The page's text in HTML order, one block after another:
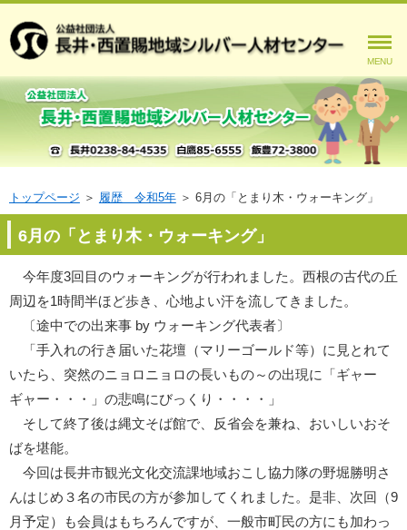
MENU
トップページ ＞ 履歴 令和5年＞ 6月の「とまり木・ウォーキング」
6月の「とまり木・ウォーキング」
今年度3回目のウォーキングが行われました。西根の古代の丘
周辺を1時間半ほど歩き、心地よい汗を流してきました。
〔途中での出来事 by ウォーキング代表者〕
「手入れの行き届いた花壇（マリーゴールド等）に見とれて
いたら、突然のニョロニョロの長いもの～の出現に「ギャー
ギャー・・・」の悲鳴にびっくり・・・・」
そして終了後は縄文そば館で、反省会を兼ね、おいしいおそ
ばを堪能。
今回は長井市観光文化交流課地域おこし協力隊の野堀勝明さ
んはじめ３名の市民の方が参加してくれました。是非、次回（9
月予定）も会員はもちろんですが、一般市町民の方にも加わっ